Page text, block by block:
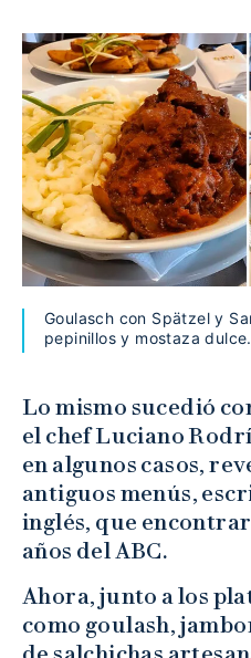
Goulasch con Spätzel y
pepinillos y mostaza
Lo mismo sucedió
el chef Luciano
en algunos casos,
antiguos menús,
inglés, que
años del ABC.
Ahora, junto a los
como goulash,